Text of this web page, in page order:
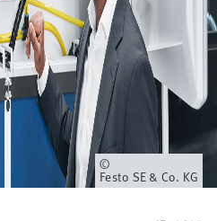
Propietario
Festo SE & Co. KG